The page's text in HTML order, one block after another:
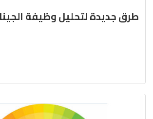
طرق جديدة لتحليل وظيفة